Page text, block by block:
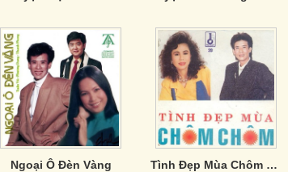
Ngoại Ô Đèn Vàng Tình Đẹp Mùa Chôm Chôm